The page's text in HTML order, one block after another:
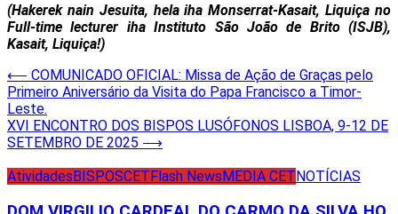
(Hakerek nain Jesuita, hela iha Monserrat-Kasait, Liquiça no
Full-time lecturer iha Instituto São João de Brito (ISJB),
Kasait, Liquiça!)
Post
navigation
⟵ COMUNICADO OFICIAL: Missa de Ação de Graças pelo
Primeiro Aniversário da Visita do Papa Francisco a Timor-
Leste.
XVI ENCONTRO DOS BISPOS LUSÓFONOS LISBOA, 9-12 DE
SETEMBRO DE 2025 ⟶
AtividadesBISPOSCETFlash NewsMEDIA CETNOTÍCIAS